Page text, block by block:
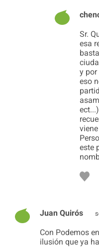
Sr.
esa
y por
eso
este
Juan Quirós
Con Podemos
ilusión que ya